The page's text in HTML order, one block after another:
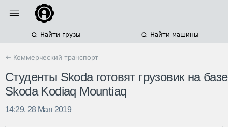
Найти грузы Найти машины
← Коммерческий транспорт
Студенты Skoda готовят грузовик на базе
Skoda Kodiaq Mountiaq
14:29, 28 Мая 2019